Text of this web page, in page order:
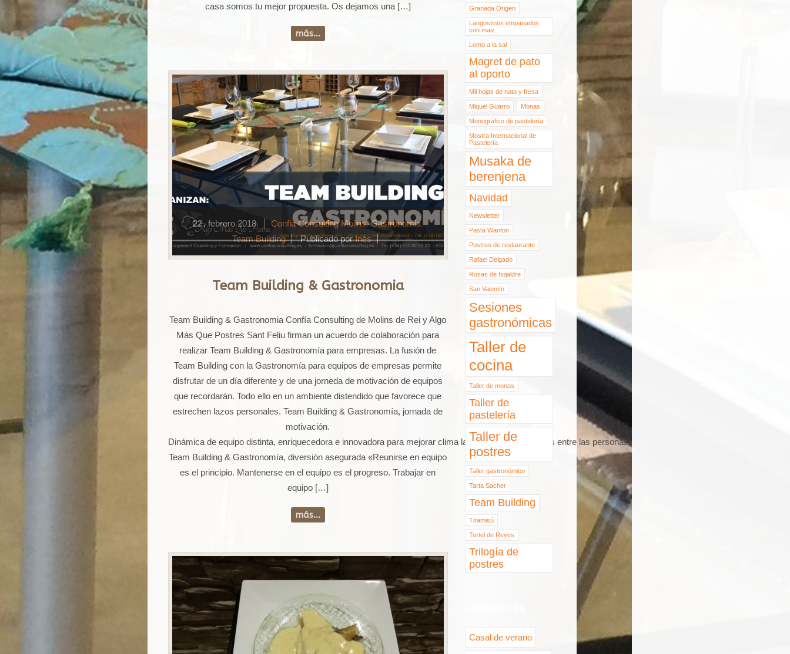
casa somos tu mejor propuesta. Os dejamos una […]
más...
Team Building & Gastronomia
22. febrero2018 Confia Consulting Molins,Gastronomia,
Team Building
Publicado porInés
Team Building & Gastronomia Confía Consulting de Molins de Rei y Algo
Más Que Postres Sant Feliu firman un acuerdo de colaboración para
realizar Team Building & Gastronomía para empresas. La fusión de
Team Building con la Gastronomía para equipos de empresas permite
disfrutar de un día diferente y de una jorneda de motivación de equipos
que recordarán. Todo ello en un ambiente distendido que favorece que
estrechen lazos personales. Team Building & Gastronomía, jornada de
motivación.
Dinámica de equipo distinta, enriquecedora e innovadora para mejorar clima laboral y estrechar lazos entre las personas de la empresa. Favorece la toma de
Team Building & Gastronomía, diversión asegurada «Reunirse en equipo
es el principio. Mantenerse en el equipo es el progreso. Trabajar en
equipo […]
más...
Granada Origen
Langostinos empanados
con maiz
Lomo a la sal
Magret de pato
al oporto
Mil hojas de nata y fresa
Miquel Guarro Monas
Monográfico de pastelería
Mostra Internacional de
Pastelería
Musaka de
berenjena
Navidad
Newsletter
Pasta Wanton
Postres de restaurante
Rafael Delgado
Rosas de hojaldre
San Valentín
Sesiones
gastronómicas
Taller de
cocina
Taller de monas
Taller de
pastelería
Taller de
postres
Taller gastronómico
Tarta Sacher
Team Building
Tiramisú
Tortel de Reyes
Trilogía de
postres
Casal de verano